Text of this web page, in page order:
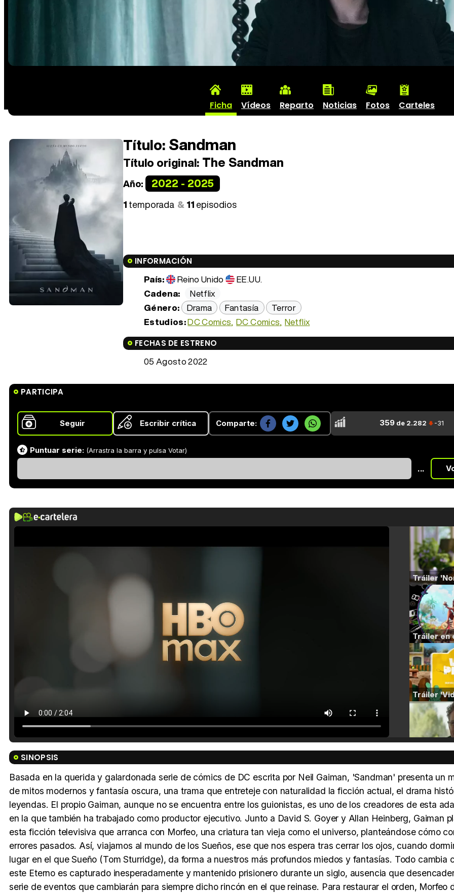
Ficha Vídeos Reparto Noticias Fotos Carteles
Título:Sandman
Título original: The Sandman
Año: 2022 - 2025
1temporada 11episodios
INFORMACIÓN
País: Reino Unido
EE.UU.
Cadena:
Netflix
Género: Drama Fantasía
Terror
Estudios:DC Comics DC Comics Netflix
FECHAS DE ESTRENO
05 Agosto 2022
PARTICIPA
Seguir Escribir crítica Comparte: 359 de 2.282 -31
Puntuar serie: (Arrastra la barra y pulsa Votar)
...
SINOPSIS
Basada en la querida y galardonada serie de cómics de DC escrita por Neil Gaiman, 'Sandman' presenta un
de mitos modernos y fantasía oscura, una trama que entreteje con naturalidad la ficción actual, el drama
leyendas. El propio Gaiman, aunque no se encuentra entre los guionistas, es uno de los creadores de esta
en la que también ha trabajado como productor ejecutivo. Junto a David S. Goyer y Allan Heinberg, Gaiman
esta ficción televisiva que arranca con Morfeo, una criatura tan vieja como el universo, planteándose cómo
errores pasados. Así, viajamos al mundo de los Sueños, ese que nos espera tras cerrar los ojos, cuando
lugar en el que Sueño (Tom Sturridge), da forma a nuestros más profundos miedos y fantasías. Todo cambia
este Eterno es capturado inesperadamente y mantenido prisionero durante un siglo, ausencia que
serie de eventos que cambiarán para siempre dicho rincón en el que reinase. Para restaurar el orden, Morfeo